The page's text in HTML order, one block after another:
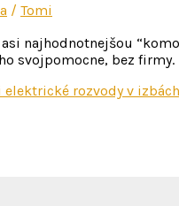
/ Tomi
najhodnotnejšou
svojpomocne, bez
rozvody v izbách